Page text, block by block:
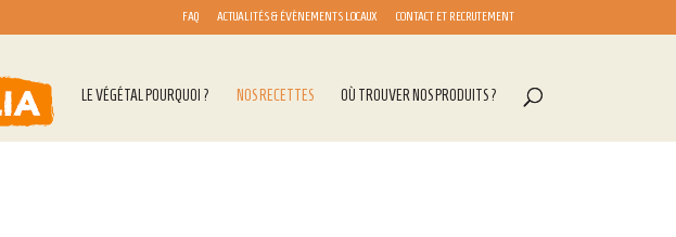
FAQ ACTUALITÉS & ÉVÈNEMENTS LOCAUX CONTACT ET RECRUTEMENT
LE VÉGÉTAL POURQUOI ? NOS RECETTES OÙ TROUVER NOS PRODUITS ?